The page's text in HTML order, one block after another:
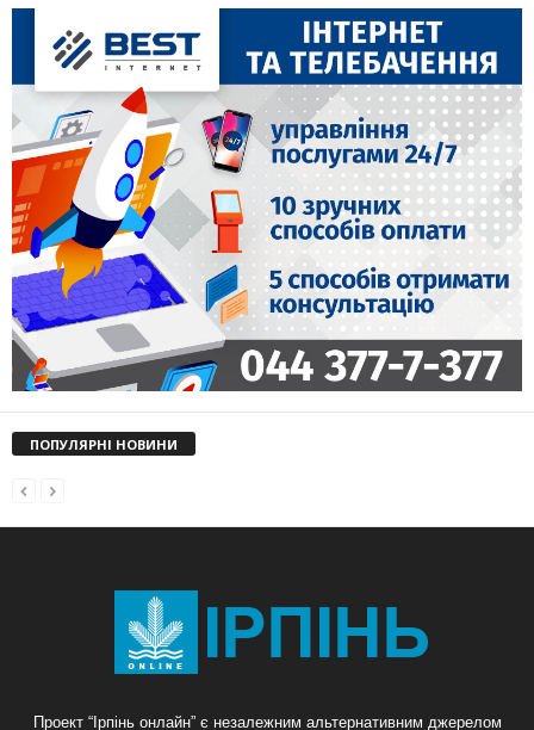
ПОПУЛЯРНІ НОВИНИ
Проект “Ірпінь онлайн” є незалежним альтернативним джерелом